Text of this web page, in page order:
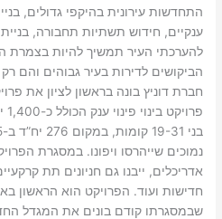
התחדשות עירונית בהיקפי גדולים,
ענקיים, חידוש תשתיות תחבורה, בניית
להערכתי העיר תמשיך להיות בצמרת
הביקושים לדירות בעיר גבוהים והם
חברת דוניץ בונה בראשון לציון את
נמוכים שייהרסו ויפונו. במסגרת
אדריכלים, ייבנו גם חניונים תת
חדישות ועוד. הפרויקט הוא הראשון
שבמסגרתו קודם בונים את המגדל